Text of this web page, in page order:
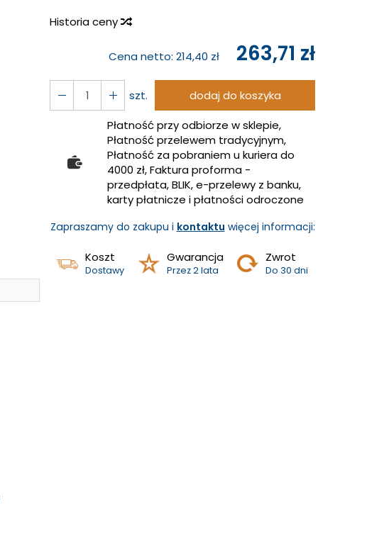
Historia ceny
Cena netto: 214,40 zł 263,71 zł
szt.
dodaj do koszyka
Płatność przy odbiorze w sklepie,
Płatność przelewem tradycyjnym,
Płatność za pobraniem u kuriera do
4000 zł, Faktura proforma -
przedpłata, BLIK, e-przelewy z banku,
karty płatnicze i płatności odroczone
Zapraszamy do zakupu i kontaktu więcej informacji:
Koszt
Dostawy
Gwarancja
Przez 2 lata
Zwrot
Do 30 dni